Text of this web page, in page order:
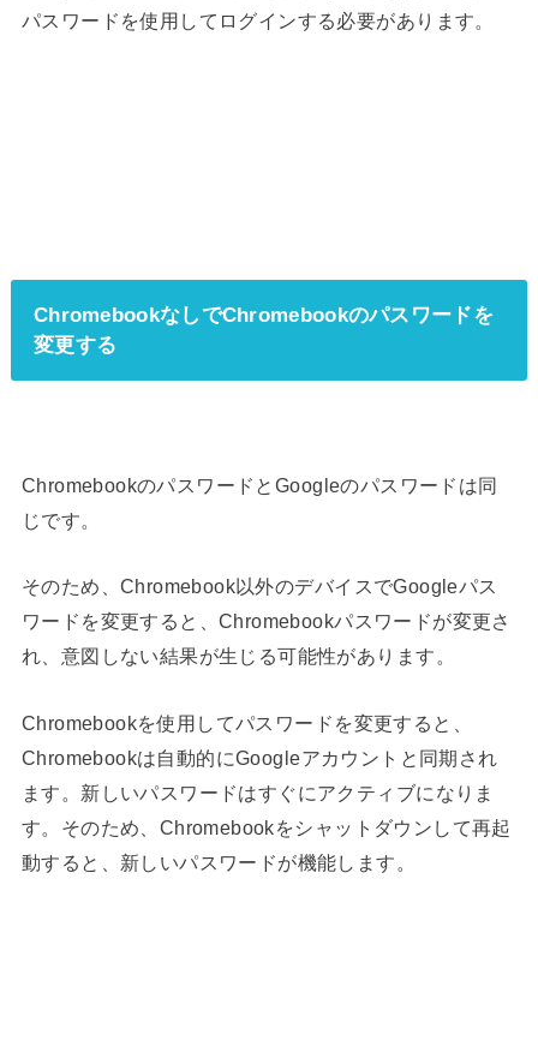
パスワードを使用してログインする必要があります。
ChromebookなしでChromebookのパスワードを
変更する
ChromebookのパスワードとGoogleのパスワードは同
じです。
そのため、Chromebook以外のデバイスでGoogleパス
ワードを変更すると、Chromebookパスワードが変更さ
れ、意図しない結果が生じる可能性があります。
Chromebookを使用してパスワードを変更すると、
Chromebookは自動的にGoogleアカウントと同期され
ます。新しいパスワードはすぐにアクティブになりま
す。そのため、Chromebookをシャットダウンして再起
動すると、新しいパスワードが機能します。